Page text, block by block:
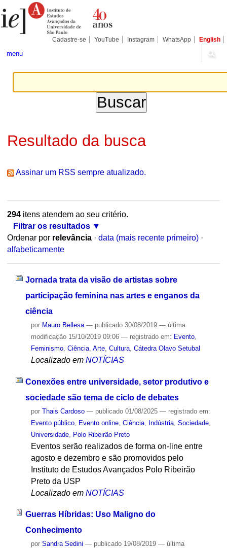
para
conteúdo.
Pessoais
Cadastre-se YouTube Instagram WhatsApp English
menu
Resultado da busca
Assinar um RSS sempre atualizado.
294itens atendem ao seu critério.
Filtrar os resultados
Ordenar por relevância · data (mais recente primeiro) ·
alfabeticamente
Jornada trata da visão de artistas sobre
participação feminina nas artes e enganos da
ciência
por Mauro Bellesa — publicado30/08/2019 — última
modificação15/10/2019 09:06 — registrado em: Evento,
Feminismo, Ciência, Arte, Cultura, Cátedra Olavo Setubal
Localizado em NOTÍCIAS
Conexões entre universidade, setor produtivo e
sociedade são tema de ciclo de debates
por Thais Cardoso — publicado01/08/2025 — registrado em:
Evento público, Evento online, Ciência, Indústria, Sociedade,
Universidade, Polo Ribeirão Preto
Eventos serão realizados de forma on-line entre
agosto e dezembro e são promovidos pelo
Instituto de Estudos Avançados Polo Ribeirão
Preto da USP
Localizado em NOTÍCIAS
Guerras Híbridas: Uso Maligno do
Conhecimento
por Sandra Sedini — publicado19/08/2019 — última